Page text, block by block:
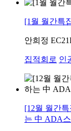
[1월 월간특
안희정
집적회로 인
[12월 월간
는 中 ADA